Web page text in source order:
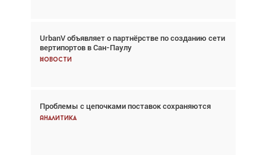
UrbanV объявляет о партнёрстве по созданию сети
вертипортов в Сан-Паулу
Новости
Проблемы с цепочками поставок сохраняются
Аналитика
Авиационный фотограф Дэйв Кох: «Фотография
говорит сама за себя... а ИИ всё портит»
Новости
Впервые с 2024 года глобальный трафик
снижается три недели подряд